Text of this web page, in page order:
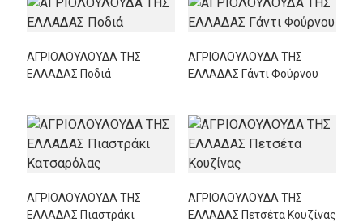
ΑΓΡΙΟΛΟΥΛΟΥΔΑ ΤΗΣ
ΕΛΛΑΔΑΣ Ποδιά
ΑΓΡΙΟΛΟΥΛΟΥΔΑ ΤΗΣ
ΕΛΛΑΔΑΣ Γάντι Φούρνου
ΑΓΡΙΟΛΟΥΛΟΥΔΑ ΤΗΣ
ΕΛΛΑΔΑΣ Πιαστράκι
ΑΓΡΙΟΛΟΥΛΟΥΔΑ ΤΗΣ
ΕΛΛΑΔΑΣ Πετσέτα Κουζίνας